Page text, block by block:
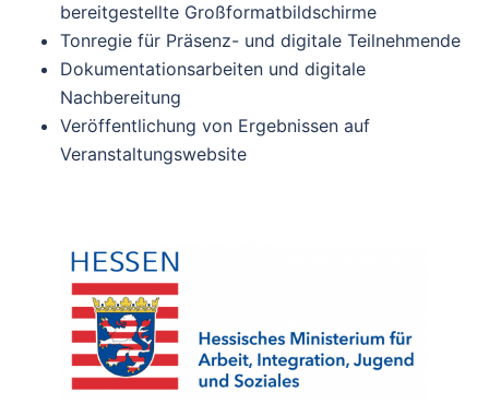
bereitgestellte Großformatbildschirme
Tonregie für Präsenz- und digitale Teilnehmende
Dokumentationsarbeiten und digitale
Nachbereitung
Veröffentlichung von Ergebnissen auf
Veranstaltungswebsite